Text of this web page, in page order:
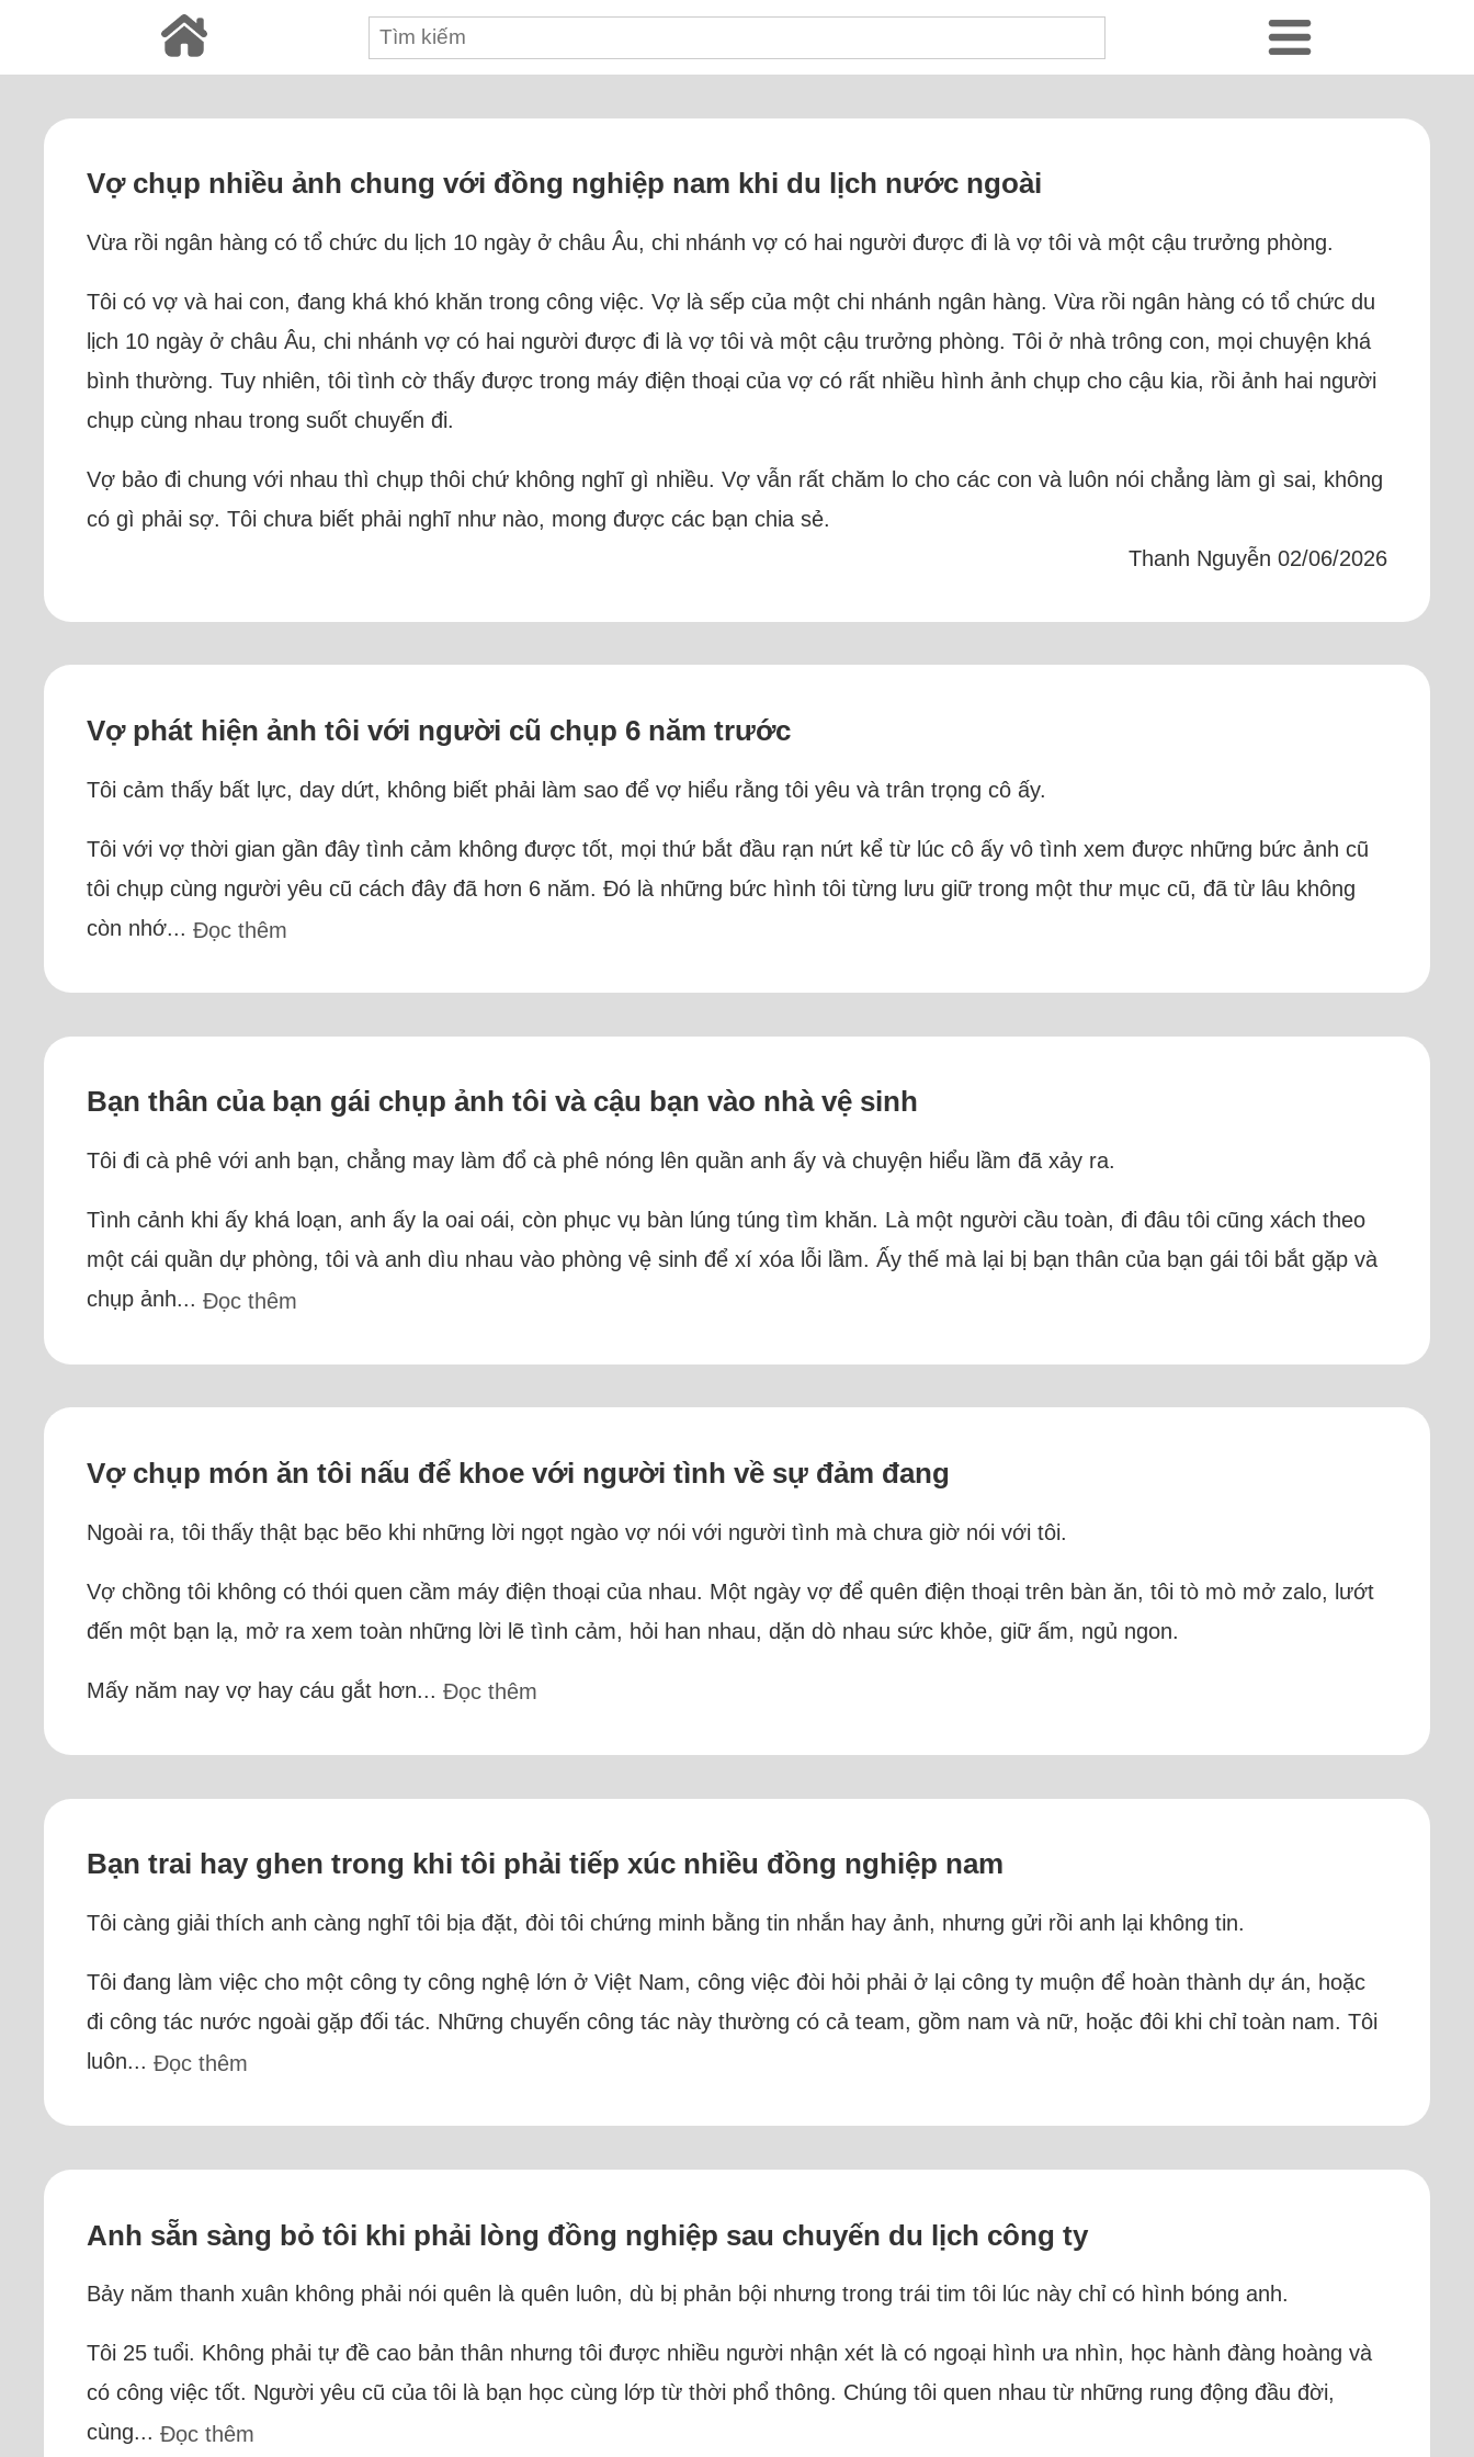
Vợ chụp nhiều ảnh chung với đồng nghiệp nam khi du lịch nước ngoài
Vừa rồi ngân hàng có tổ chức du lịch 10 ngày ở châu Âu, chi nhánh vợ có hai người được đi là vợ tôi và một cậu trưởng phòng.
Tôi có vợ và hai con, đang khá khó khăn trong công việc. Vợ là sếp của một chi nhánh ngân hàng. Vừa rồi ngân hàng có tổ chức du
lịch 10 ngày ở châu Âu, chi nhánh vợ có hai người được đi là vợ tôi và một cậu trưởng phòng. Tôi ở nhà trông con, mọi chuyện khá
bình thường. Tuy nhiên, tôi tình cờ thấy được trong máy điện thoại của vợ có rất nhiều hình ảnh chụp cho cậu kia, rồi ảnh hai người
chụp cùng nhau trong suốt chuyến đi.
Vợ bảo đi chung với nhau thì chụp thôi chứ không nghĩ gì nhiều. Vợ vẫn rất chăm lo cho các con và luôn nói chẳng làm gì sai, không
có gì phải sợ. Tôi chưa biết phải nghĩ như nào, mong được các bạn chia sẻ.
Thanh Nguyễn 02/06/2026
Vợ phát hiện ảnh tôi với người cũ chụp 6 năm trước
Tôi cảm thấy bất lực, day dứt, không biết phải làm sao để vợ hiểu rằng tôi yêu và trân trọng cô ấy.
Tôi với vợ thời gian gần đây tình cảm không được tốt, mọi thứ bắt đầu rạn nứt kể từ lúc cô ấy vô tình xem được những bức ảnh cũ
tôi chụp cùng người yêu cũ cách đây đã hơn 6 năm. Đó là những bức hình tôi từng lưu giữ trong một thư mục cũ, đã từ lâu không
còn nhớ...Đọc thêm
Bạn thân của bạn gái chụp ảnh tôi và cậu bạn vào nhà vệ sinh
Tôi đi cà phê với anh bạn, chẳng may làm đổ cà phê nóng lên quần anh ấy và chuyện hiểu lầm đã xảy ra.
Tình cảnh khi ấy khá loạn, anh ấy la oai oái, còn phục vụ bàn lúng túng tìm khăn. Là một người cầu toàn, đi đâu tôi cũng xách theo
một cái quần dự phòng, tôi và anh dìu nhau vào phòng vệ sinh để xí xóa lỗi lầm. Ấy thế mà lại bị bạn thân của bạn gái tôi bắt gặp và
chụp ảnh...Đọc thêm
Vợ chụp món ăn tôi nấu để khoe với người tình về sự đảm đang
Ngoài ra, tôi thấy thật bạc bẽo khi những lời ngọt ngào vợ nói với người tình mà chưa giờ nói với tôi.
Vợ chồng tôi không có thói quen cầm máy điện thoại của nhau. Một ngày vợ để quên điện thoại trên bàn ăn, tôi tò mò mở zalo, lướt
đến một bạn lạ, mở ra xem toàn những lời lẽ tình cảm, hỏi han nhau, dặn dò nhau sức khỏe, giữ ấm, ngủ ngon.
Mấy năm nay vợ hay cáu gắt hơn...Đọc thêm
Bạn trai hay ghen trong khi tôi phải tiếp xúc nhiều đồng nghiệp nam
Tôi càng giải thích anh càng nghĩ tôi bịa đặt, đòi tôi chứng minh bằng tin nhắn hay ảnh, nhưng gửi rồi anh lại không tin.
Tôi đang làm việc cho một công ty công nghệ lớn ở Việt Nam, công việc đòi hỏi phải ở lại công ty muộn để hoàn thành dự án, hoặc
đi công tác nước ngoài gặp đối tác. Những chuyến công tác này thường có cả team, gồm nam và nữ, hoặc đôi khi chỉ toàn nam. Tôi
luôn...Đọc thêm
Anh sẵn sàng bỏ tôi khi phải lòng đồng nghiệp sau chuyến du lịch công ty
Bảy năm thanh xuân không phải nói quên là quên luôn, dù bị phản bội nhưng trong trái tim tôi lúc này chỉ có hình bóng anh.
Tôi 25 tuổi. Không phải tự đề cao bản thân nhưng tôi được nhiều người nhận xét là có ngoại hình ưa nhìn, học hành đàng hoàng và
có công việc tốt. Người yêu cũ của tôi là bạn học cùng lớp từ thời phổ thông. Chúng tôi quen nhau từ những rung động đầu đời,
cùng...Đọc thêm